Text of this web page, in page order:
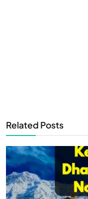
Related Posts